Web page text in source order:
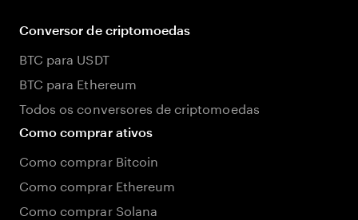
Conversor de criptomoedas
BTC para USDT
BTC para Ethereum
Todos os conversores de criptomoedas
Como comprar ativos
Como comprar Bitcoin
Como comprar Ethereum
Como comprar Solana